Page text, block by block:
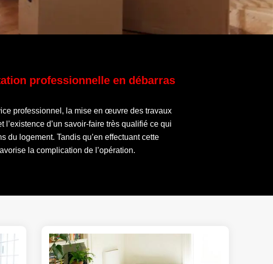
professionnelle en débarras
professionnel, la mise en œuvre des travaux
d’un savoir-faire très qualifié ce qui
du logement. Tandis qu’en effectuant cette
la complication de l’opération.